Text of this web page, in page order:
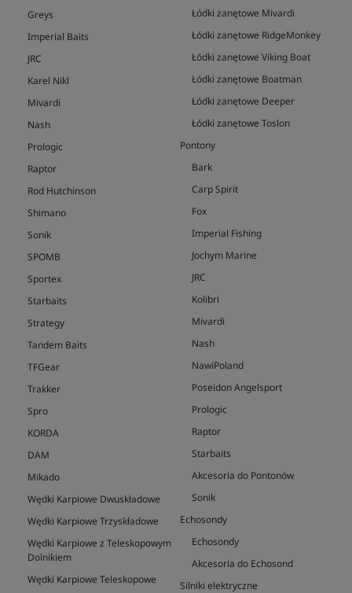
Greys
Imperial Baits
JRC
Karel Nikl
Mivardi
Nash
Prologic
Raptor
Rod Hutchinson
Shimano
Sonik
SPOMB
Sportex
Starbaits
Strategy
Tandem Baits
TFGear
Trakker
Spro
KORDA
DAM
Mikado
Wędki Karpiowe Dwuskładowe
Wędki Karpiowe Trzyskładowe
Wędki Karpiowe z Teleskopowym
Dolnikiem
Wędki Karpiowe Teleskopowe
Łódki zanętowe Mivardi
Łódki zanętowe RidgeMonkey
Łódki zanętowe Viking Boat
Łódki zanętowe Boatman
Łódki zanętowe Deeper
Łódki zanętowe Toslon
Pontony
Bark
Carp Spirit
Fox
Imperial Fishing
Jochym Marine
JRC
Kolibri
Mivardi
Nash
NawiPoland
Poseidon Angelsport
Prologic
Raptor
Starbaits
Akcesoria do Pontonów
Sonik
Echosondy
Echosondy
Akcesoria do Echosond
Silniki elektryczne